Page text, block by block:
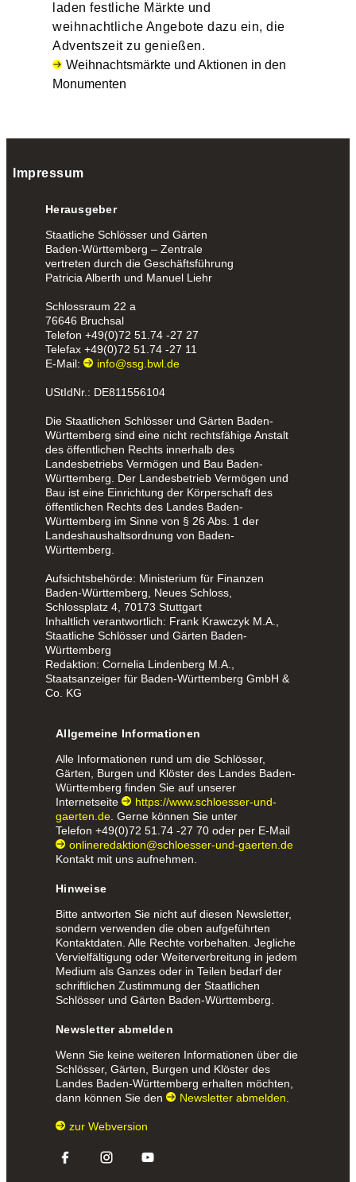
laden festliche Märkte und
weihnachtliche Angebote dazu ein, die
Adventszeit zu genießen.
Weihnachtsmärkte und Aktionen in den
Monumenten
Impressum
Herausgeber
Staatliche Schlösser und Gärten
Baden-Württemberg – Zentrale
vertreten durch die Geschäftsführung
Patricia Alberth und Manuel Liehr
Schlossraum 22 a
76646 Bruchsal
Telefon +49(0)72 51.74 -27 27
Telefax +49(0)72 51.74 -27 11
E-Mail:
info@ssg.bwl.de
UStIdNr.: DE811556104
Die Staatlichen Schlösser und Gärten Baden-
Württemberg sind eine nicht rechtsfähige Anstalt
des öffentlichen Rechts innerhalb des
Landesbetriebs Vermögen und Bau Baden-
Württemberg. Der Landesbetrieb Vermögen und
Bau ist eine Einrichtung der Körperschaft des
öffentlichen Rechts des Landes Baden-
Württemberg im Sinne von § 26 Abs. 1 der
Landeshaushaltsordnung von Baden-
Württemberg.
Aufsichtsbehörde: Ministerium für Finanzen
Baden-Württemberg, Neues Schloss,
Schlossplatz 4, 70173 Stuttgart
Inhaltlich verantwortlich: Frank Krawczyk M.A.,
Staatliche Schlösser und Gärten Baden-
Württemberg
Redaktion: Cornelia Lindenberg M.A.,
Staatsanzeiger für Baden-Württemberg GmbH &
Co. KG
Allgemeine Informationen
Alle Informationen rund um die Schlösser,
Gärten, Burgen und Klöster des Landes Baden-
Württemberg finden Sie auf unserer
Internetseite
https://www.schloesser-und-
gaerten.de . Gerne können Sie unter
Telefon +49(0)72 51.74 -27 70 oder per E-Mail
onlineredaktion@schloesser-und-gaerten.de
Kontakt mit uns aufnehmen.
Hinweise
Bitte antworten Sie nicht auf diesen Newsletter,
sondern verwenden die oben aufgeführten
Kontaktdaten. Alle Rechte vorbehalten. Jegliche
Vervielfältigung oder Weiterverbreitung in jedem
Medium als Ganzes oder in Teilen bedarf der
schriftlichen Zustimmung der Staatlichen
Schlösser und Gärten Baden-Württemberg.
Newsletter abmelden
Wenn Sie keine weiteren Informationen über die
Schlösser, Gärten, Burgen und Klöster des
Landes Baden-Württemberg erhalten möchten,
dann können Sie den
Newsletter abmelden
zur Webversion